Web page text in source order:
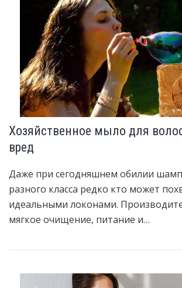
Хозяйственное мыло для
вред
Даже при сегодняшнем обилии
разного класса редко кто может
идеальными локонами.
мягкое очищение, питание и…